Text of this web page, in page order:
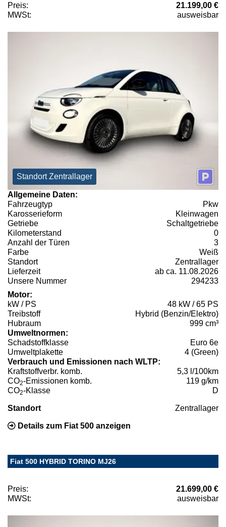
Preis:
21.199,00 €
MWSt:
ausweisbar
Standort Zentrallager
Allgemeine Daten:
Fahrzeugtyp
Pkw
Karosserieform
Kleinwagen
Getriebe
Schaltgetriebe
Kilometerstand
0
Anzahl der Türen
3
Farbe
Weiß
Standort
Zentrallager
Lieferzeit
ab ca. 11.08.2026
Unsere Nummer
294233
Motor:
kW / PS
48 kW / 65 PS
Treibstoff
Hybrid (Benzin/Elektro)
Hubraum
999 cm³
Umweltnormen:
Schadstoffklasse
Euro 6e
Umweltplakette
4 (Green)
Verbrauch und Emissionen nach WLTP:
Kraftstoffverbr. komb.
5,3 l/100km
CO2-Emissionen komb.
119 g/km
CO2-Klasse D
Standort Zentrallager
Details zum Fiat 500 anzeigen
Fiat 500 HYBRID TORINO MJ26
Preis:
21.699,00 €
MWSt:
ausweisbar